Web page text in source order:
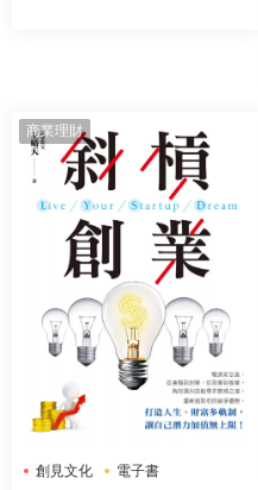
商業理財
創見文化
電子書